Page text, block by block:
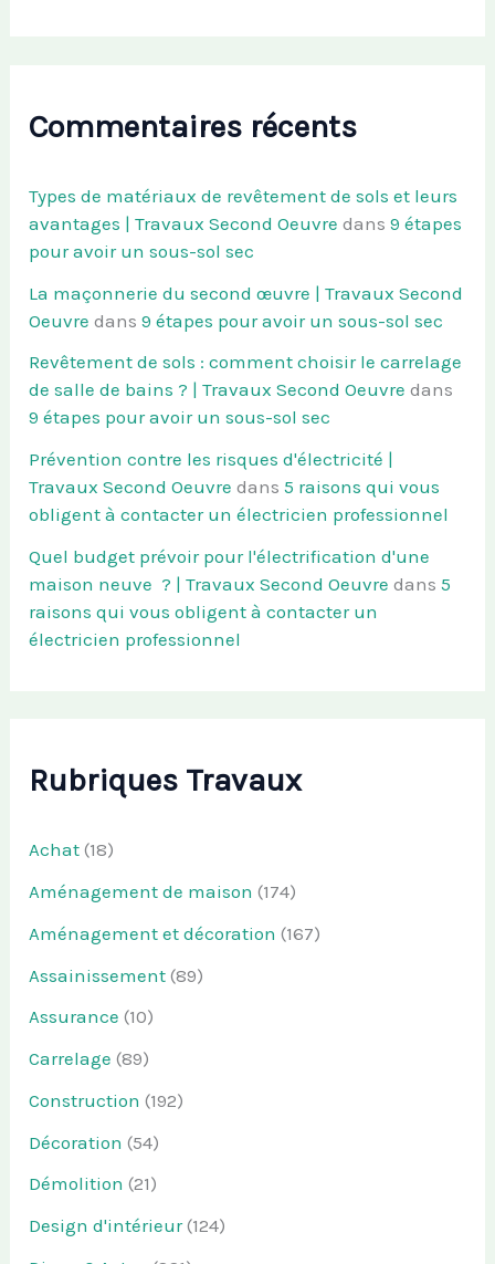
Commentaires récents
Types de matériaux de revêtement de sols et leurs
avantages | Travaux Second Oeuvre dans9 étapes
pour avoir un sous-sol sec
La maçonnerie du second œuvre | Travaux Second
Oeuvre dans9 étapes pour avoir un sous-sol sec
Revêtement de sols : comment choisir le carrelage
de salle de bains ? | Travaux Second Oeuvre dans
9 étapes pour avoir un sous-sol sec
Prévention contre les risques d'électricité |
Travaux Second Oeuvre dans5 raisons qui vous
obligent à contacter un électricien professionnel
Quel budget prévoir pour l'électrification d'une
maison neuve ? | Travaux Second Oeuvre dans5
raisons qui vous obligent à contacter un
électricien professionnel
Rubriques Travaux
Achat (18)
Aménagement de maison (174)
Aménagement et décoration (167)
Assainissement (89)
Assurance (10)
Carrelage (89)
Construction (192)
Décoration (54)
Démolition (21)
Design d'intérieur(124)